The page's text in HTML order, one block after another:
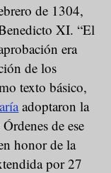
de 1304,
XI. “El
era
de los
texto básico,
adoptaron la
de ese
honor de la
por 27